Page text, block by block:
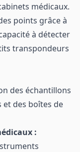
médicaux.
points grâce à
à détecter
transpondeurs
des échantillons
et des boîtes de
: